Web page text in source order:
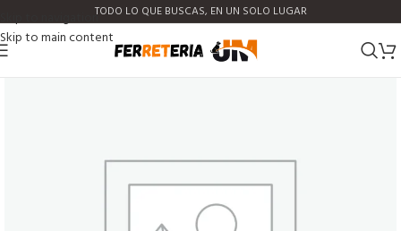
Skip to navigation
Skip to main content
TODO LO QUE BUSCAS, EN UN SOLO LUGAR